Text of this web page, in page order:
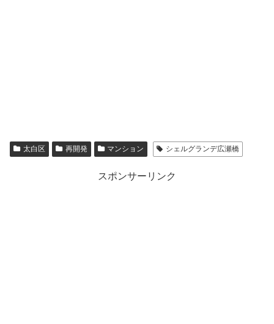
太白区 再開発 マンション シェルグランデ広瀬橋
スポンサーリンク